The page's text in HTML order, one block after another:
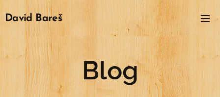
David Bareš
Blog